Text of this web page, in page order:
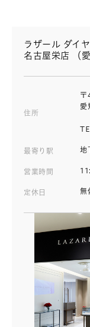
ラザール ダイ
名古屋栄店 （
住所
〒
愛
最寄り駅 地
営業時間
定休日 無